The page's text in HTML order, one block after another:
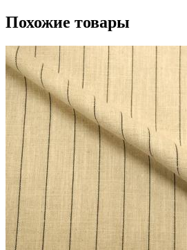
Похожие товары